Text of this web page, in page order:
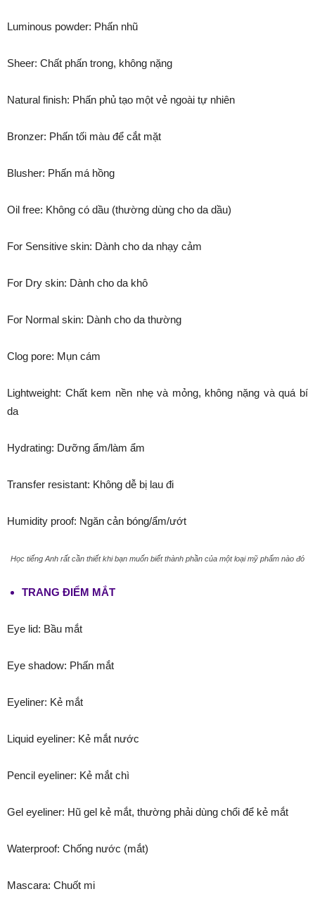
Luminous powder: Phấn nhũ
Sheer: Chất phấn trong, không nặng
Natural finish: Phấn phủ tạo một vẻ ngoài tự nhiên
Bronzer: Phấn tối màu để cắt mặt
Blusher: Phấn má hồng
Oil free: Không có dầu (thường dùng cho da dầu)
For Sensitive skin: Dành cho da nhạy cảm
For Dry skin: Dành cho da khô
For Normal skin: Dành cho da thường
Clog pore: Mụn cám
Lightweight: Chất kem nền nhẹ và mỏng, không nặng và quá bí
da
Hydrating: Dưỡng ẩm/làm ẩm
Transfer resistant: Không dễ bị lau đi
Humidity proof: Ngăn cản bóng/ẩm/ướt
Học tiếng Anh rất cần thiết khi bạn muốn biết thành phần của một loại mỹ phẩm nào đó
TRANG ĐIỂM MẮT
Eye lid: Bầu mắt
Eye shadow: Phấn mắt
Eyeliner: Kẻ mắt
Liquid eyeliner: Kẻ mắt nước
Pencil eyeliner: Kẻ mắt chì
Gel eyeliner: Hũ gel kẻ mắt, thường phải dùng chổi để kẻ mắt
Waterproof: Chống nước (mắt)
Mascara: Chuốt mi